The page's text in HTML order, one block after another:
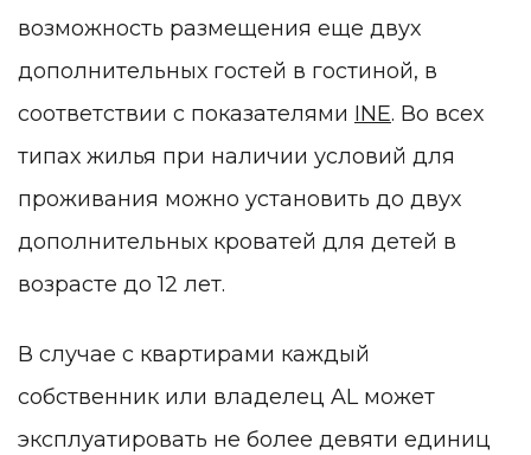
возможность размещения еще двух
дополнительных гостей в гостиной, в
соответствии с показателями INE. Во всех
типах жилья при наличии условий для
проживания можно установить до двух
дополнительных кроватей для детей в
возрасте до 12 лет.
В случае с квартирами каждый
собственник или владелец AL может
эксплуатировать не более девяти единиц